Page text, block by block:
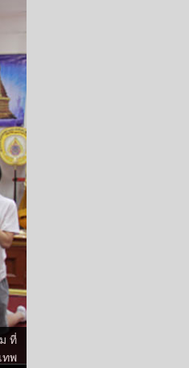
ที่
ทพ